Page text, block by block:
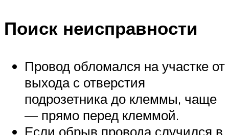
Поиск неисправности
Провод обломался на участке от
выхода с отверстия
подрозетника до клеммы, чаще
— прямо перед клеммой.
Если обрыв провода случился в